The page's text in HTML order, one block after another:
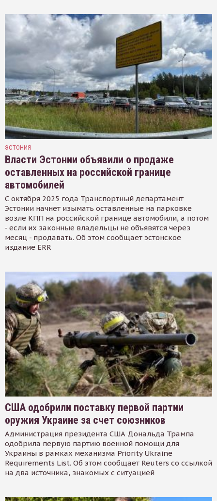
ЭСТОНИЯ
Власти Эстонии объявили о продаже
оставленных на российской границе
автомобилей
С октября 2025 года Транспортный департамент
Эстонии начнет изымать оставленные на парковке
возле КПП на российской границе автомобили, а потом
- если их законные владельцы не объявятся через
месяц - продавать. Об этом сообщает эстонское
издание ERR
США одобрили поставку первой партии
оружия Украине за счет союзников
Администрация президента США Дональда Трампа
одобрила первую партию военной помощи для
Украины в рамках механизма Priority Ukraine
Requirements List. Об этом сообщает Reuters со ссылкой
на два источника, знакомых с ситуацией